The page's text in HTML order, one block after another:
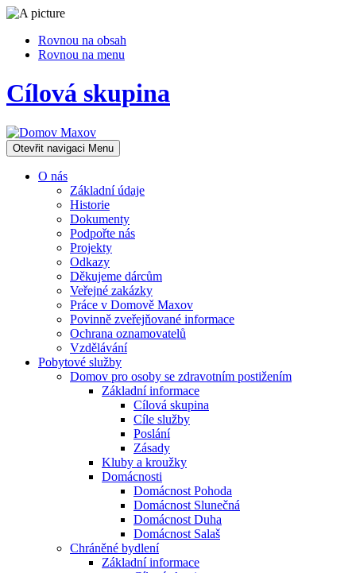
Rovnou na obsah
Rovnou na menu
Cílová skupina
Otevřit navigaci Menu
O nás
Základní údaje
Historie
Dokumenty
Podpořte nás
Projekty
Odkazy
Děkujeme dárcům
Veřejné zakázky
Práce v Domově Maxov
Povinně zveřejňované informace
Ochrana oznamovatelů
Vzdělávání
Pobytové služby
Domov pro osoby se zdravotním postižením
Základní informace
Cílová skupina
Cíle služby
Poslání
Zásady
Kluby a kroužky
Domácnosti
Domácnost Pohoda
Domácnost Slunečná
Domácnost Duha
Domácnost Salaš
Chráněné bydlení
Základní informace